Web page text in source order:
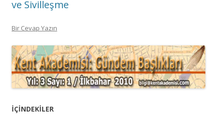
ve Sivilleşme
Bir Cevap Yazın
İÇİNDEKİLER